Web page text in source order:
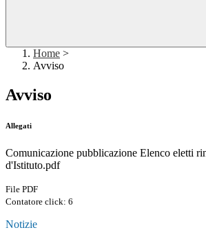
Home >
Avviso
Avviso
Allegati
Comunicazione pubblicazione Elenco eletti
d'Istituto.pdf
File PDF
Contatore click: 6
Notizie